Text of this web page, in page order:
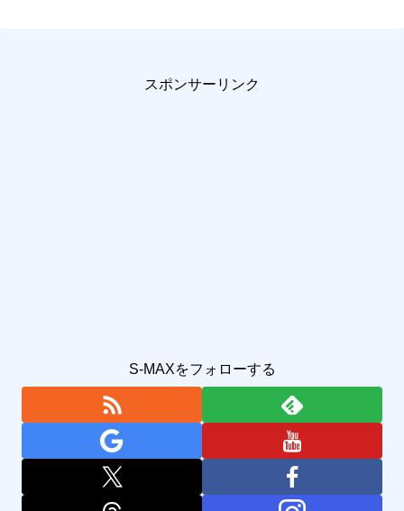
スポンサーリンク
S-MAXをフォローする